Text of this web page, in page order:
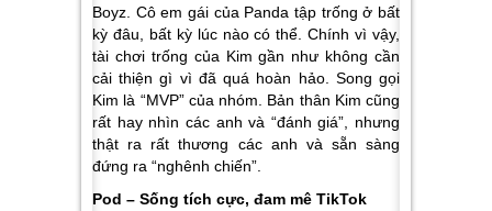
Boyz. Cô em gái của Panda tập trống ở bất
kỳ đâu, bất kỳ lúc nào có thể. Chính vì vậy,
tài chơi trống của Kim gần như không cần
cải thiện gì vì đã quá hoàn hảo. Song gọi
Kim là “MVP” của nhóm. Bản thân Kim cũng
rất hay nhìn các anh và “đánh giá”, nhưng
thật ra rất thương các anh và sẵn sàng
đứng ra “nghênh chiến”.
Pod – Sống tích cực, đam mê TikTok